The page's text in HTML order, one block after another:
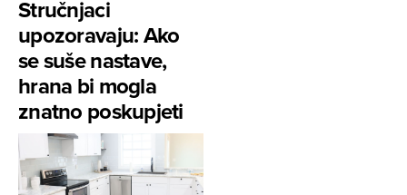
Stručnjaci
upozoravaju: Ako
se suše nastave,
hrana bi mogla
znatno poskupjeti